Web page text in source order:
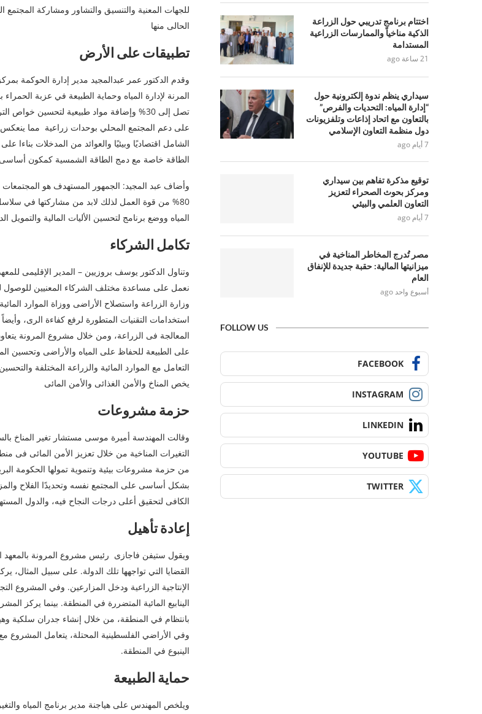
للجهات المعنية والتنسيق والتشاور ومشاركة
الحالى منها
تطبيقات على الأرض
وقدم الدكتور عمر عبدالمجيد مدير إدارة الحوكمة
المرنة لإدارة المياه وحماية الطبيعة في عزبة
تصل إلى 30% وإضافة مواد طبيعية لتحسين
على دعم المجتمع المحلي بوحدات زراعية مما ينعكس
الشامل اقتصاديًا وبيئيًا والعوائد من المدخلات
الطاقة خاصة مع دمج الطاقة الشمسية كمكون أساسى
وأضاف عبد المجيد: الجمهور المستهدف هو
80% من قوة العمل لذلك لابد من مشاركتها في
المياه ووضع برنامج لتحسين الأليات المالية والتمويل الدوار بمبلغ 20 ألف
تكامل الشركاء
وتناول الدكتور يوسف بروزيين – المدير الإقليمى
نعمل على مساعدة مختلف الشركاء المعنيين للوصول
وزارة الزراعة واستصلاح الأراضى ووزاة الموارد
استخدامات التقنيات المتطورة لرفع كفاءة الرى،
المعالجة فى الزراعة، ومن خلال مشروع المرونة
على الطبيعة للحفاظ على المياه والأراضى وتحسين
التعامل مع الموارد المائية والزراعة المختلفة
يخص المناخ والأمن الغذائى والأمن المائى
حزمة مشروعات
وقالت المهندسة أميرة موسى مستشار تغير المناخ
التغيرات المناخية من خلال تعزيز الأمن المائى فى
بشكل أساسى على المجتمع نفسه وتحديدًا الفلاح
الكافى لتحقيق أعلى درجات النجاح فيه، والدول
إعادة تأهيل
ويقول ستيفن فاجازى رئيس مشروع المرونة
القضايا التي تواجهها تلك الدولة. على سبيل المثال،
الإنتاجية الزراعية ودخل المزارعين. وفي المشروع
الينابيع المائية المتضررة في المنطقة. بينما يركز
بانتظام في المنطقة، من خلال إنشاء جدران سلكية
وفي الأراضي الفلسطينية المحتلة، يتعامل المشروع
الينبوع في المنطقة.
حماية الطبيعة
اختتام برنامج تدريبي حول الزراعة
الذكية مناخياً والممارسات الزراعية
المستدامة
21 ساعة ago
سيداري ينظم ندوة إلكترونية حول
“إدارة المياه: التحديات والفرص”
بالتعاون مع اتحاد إذاعات وتلفزيونات
دول منظمة التعاون الإسلامي
7 أيام ago
توقيع مذكرة تفاهم بين سيداري
ومركز بحوث الصحراء لتعزيز
التعاون العلمي والبيئي
7 أيام ago
مصر تُدرج المخاطر المناخية في
ميزانيتها المالية: حقبة جديدة للإنفاق
العام
أسبوع واحد ago
FOLLOW US
FACEBOOK
INSTAGRAM
LINKEDIN
YOUTUBE
TWITTER